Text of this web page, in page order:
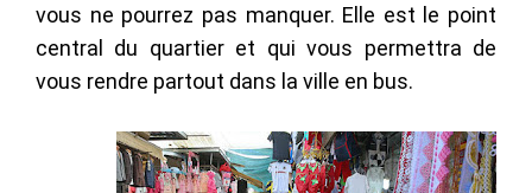
vous ne pourrez pas manquer. Elle est le point
central du quartier et qui vous permettra de
vous rendre partout dans la ville en bus.